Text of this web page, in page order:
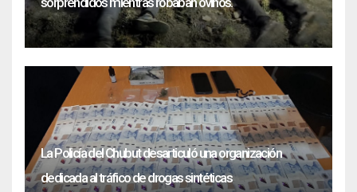
La Policía del Chubut desarticuló una organización
dedicada al tráfico de drogas sintéticas